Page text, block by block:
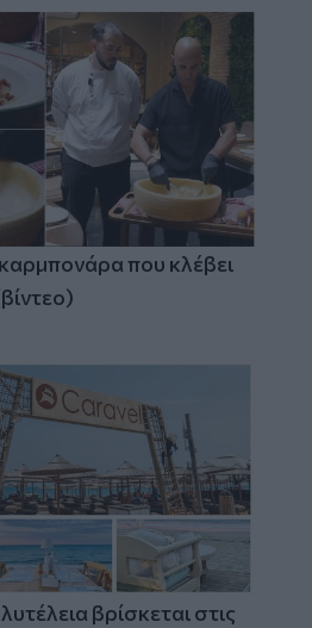
που κλέβει
βρίσκεται στις